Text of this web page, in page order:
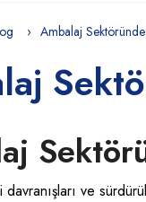
Ambalaj
ve